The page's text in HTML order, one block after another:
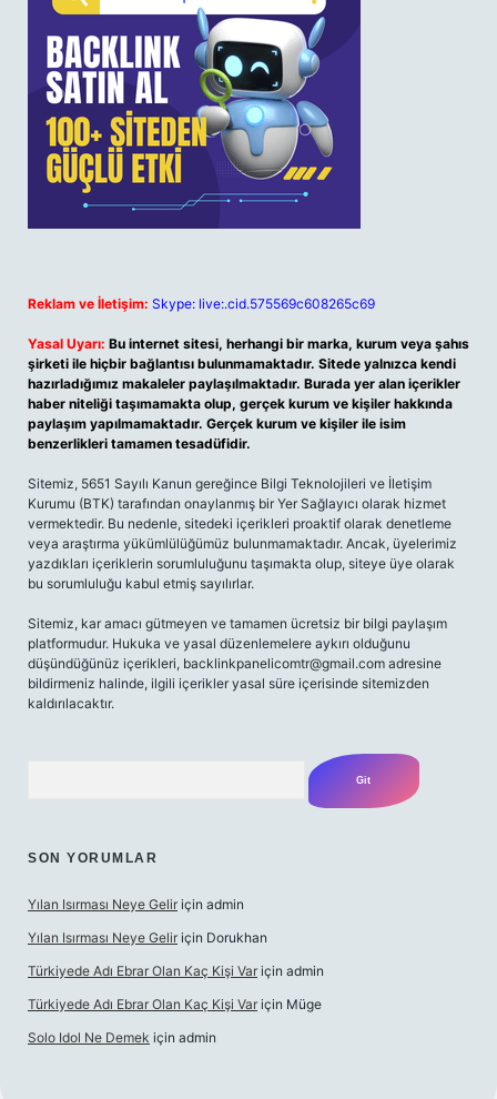
Reklam ve İletişim: Skype: live:.cid.575569c608265c69
Yasal Uyarı: Bu internet sitesi, herhangi bir marka, kurum veya şahıs
şirketi ile hiçbir bağlantısı bulunmamaktadır. Sitede yalnızca kendi
hazırladığımız makaleler paylaşılmaktadır. Burada yer alan içerikler
haber niteliği taşımamakta olup, gerçek kurum ve kişiler hakkında
paylaşım yapılmamaktadır. Gerçek kurum ve kişiler ile isim
benzerlikleri tamamen tesadüfidir.
Sitemiz, 5651 Sayılı Kanun gereğince Bilgi Teknolojileri ve İletişim
Kurumu (BTK) tarafından onaylanmış bir Yer Sağlayıcı olarak hizmet
vermektedir. Bu nedenle, sitedeki içerikleri proaktif olarak denetleme
veya araştırma yükümlülüğümüz bulunmamaktadır. Ancak, üyelerimiz
yazdıkları içeriklerin sorumluluğunu taşımakta olup, siteye üye olarak
bu sorumluluğu kabul etmiş sayılırlar.
Sitemiz, kar amacı gütmeyen ve tamamen ücretsiz bir bilgi paylaşım
platformudur. Hukuka ve yasal düzenlemelere aykırı olduğunu
düşündüğünüz içerikleri, backlinkpanelicomtr@gmail.com adresine
bildirmeniz halinde, ilgili içerikler yasal süre içerisinde sitemizden
kaldırılacaktır.
SON YORUMLAR
Yılan Isırması Neye Gelir için admin
Yılan Isırması Neye Gelir için Dorukhan
Türkiyede Adı Ebrar Olan Kaç Kişi Var için admin
Türkiyede Adı Ebrar Olan Kaç Kişi Var için Müge
Solo Idol Ne Demek için admin